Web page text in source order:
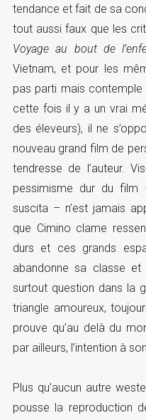
tendance et fait de sa
tout aussi faux que les
Voyage au bout de
Vietnam, et pour les
pas parti mais
cette fois il y a un vrai
des éleveurs), il ne
nouveau grand film de
tendresse de l’auteur.
pessimisme dur du film
suscita – n’est jamais
que Cimino clame
durs et ces grands
abandonne sa classe
surtout question dans la
triangle amoureux,
prouve qu’au delà du
par ailleurs, l’intention à
Plus qu’aucun autre
pousse la reproduction